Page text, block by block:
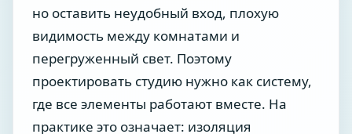
но оставить неудобный вход, плохую
видимость между комнатами и
перегруженный свет. Поэтому
проектировать студию нужно как систему,
где все элементы работают вместе. На
практике это означает: изоляция